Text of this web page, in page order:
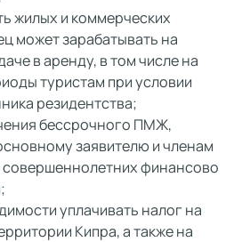
жилых и коммерческих
может зарабатывать на
в аренду, в том числе на
туристам при условии
резидентства;
бессрочного ПМЖ,
заявителю и членам
совершеннолетних финансово
уплачивать налог на
Кипра, а также на